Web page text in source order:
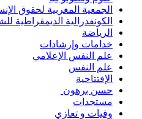
الجمعية المغربية لحقوق
الكونفدرالية الديمقراطية
الرياضة
خدامات وإرشادات
علم النفس الإعلامي
علم النفس
الإفتتاحية
حسن برهون
مستجدات
وفيات و تعازي